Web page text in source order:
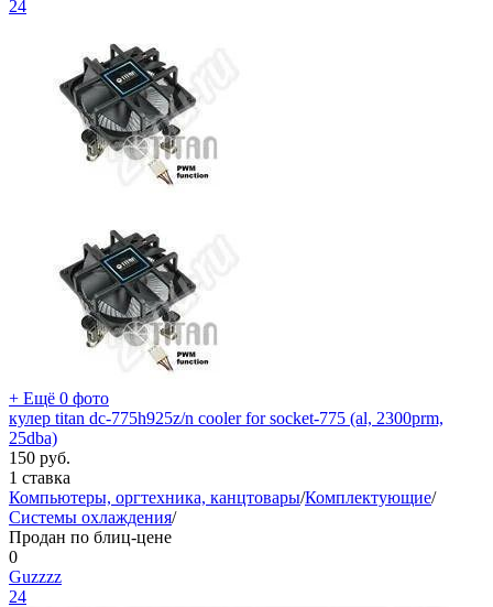
24
+ Ещё 0 фото
кулер titan dc-775h925z/n cooler for socket-775 (al, 2300prm,
25dba)
150 руб.
1 ставка
Компьютеры, оргтехника, канцтовары/Комплектующие/
Системы охлаждения/
Продан по блиц-цене
0
Guzzzz
24